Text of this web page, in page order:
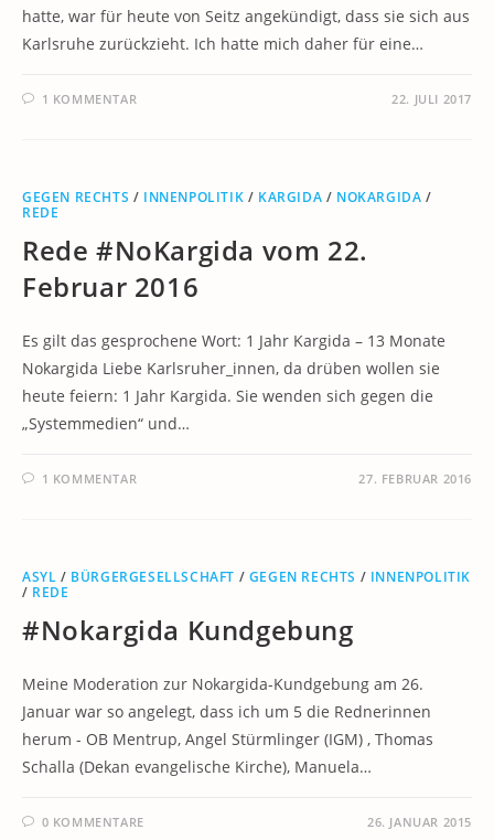
hatte, war für heute von Seitz angekündigt, dass sie sich aus
Karlsruhe zurückzieht. Ich hatte mich daher für eine…
1 KOMMENTAR 22. JULI 2017
GEGEN RECHTS / INNENPOLITIK / KARGIDA / NOKARGIDA /
REDE
Rede #NoKargida vom 22.
Februar 2016
Es gilt das gesprochene Wort: 1 Jahr Kargida – 13 Monate
Nokargida Liebe Karlsruher_innen, da drüben wollen sie
heute feiern: 1 Jahr Kargida. Sie wenden sich gegen die
„Systemmedien“ und…
1 KOMMENTAR 27. FEBRUAR 2016
ASYL / BÜRGERGESELLSCHAFT / GEGEN RECHTS / INNENPOLITIK
/ REDE
#Nokargida Kundgebung
Meine Moderation zur Nokargida-Kundgebung am 26.
Januar war so angelegt, dass ich um 5 die Rednerinnen
herum - OB Mentrup, Angel Stürmlinger (IGM) , Thomas
Schalla (Dekan evangelische Kirche), Manuela…
0 KOMMENTARE 26. JANUAR 2015